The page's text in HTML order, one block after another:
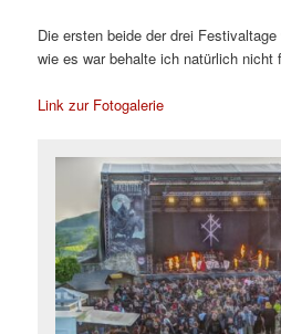
Die ersten beide der drei
wie es war behalte ich natürlich
Link zur Fotogalerie